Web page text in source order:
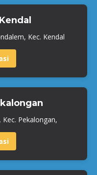
Kec. Kendal
Kec. Pekalongan,